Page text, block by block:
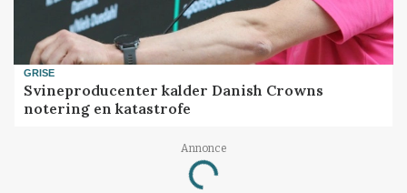
GRISE
Svineproducenter kalder Danish Crowns
notering en katastrofe
Annonce
Loading...